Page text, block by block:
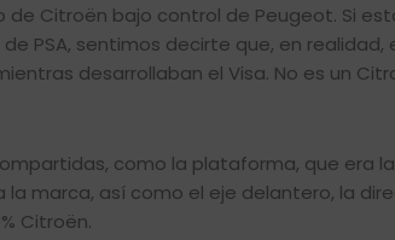
Citroën bajo control de Peugeot. Si
PSA, sentimos decirte que, en realidad,
desarrollaban el Visa. No es un
como la plataforma, que era
marca, así como el eje delantero, la
Citroën.